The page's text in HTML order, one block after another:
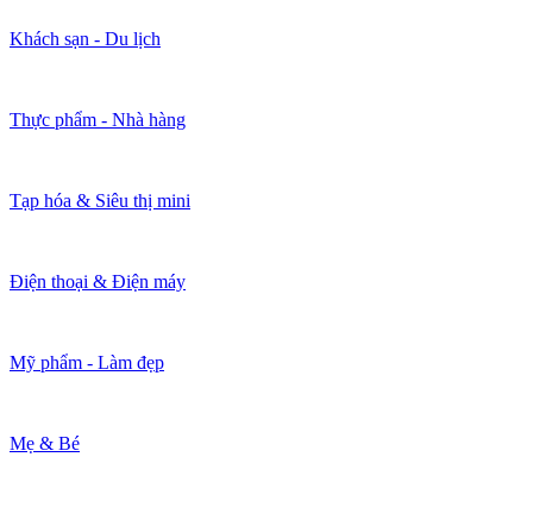
Khách sạn - Du lịch
Thực phẩm - Nhà hàng
Tạp hóa & Siêu thị mini
Điện thoại & Điện máy
Mỹ phẩm - Làm đẹp
Mẹ & Bé